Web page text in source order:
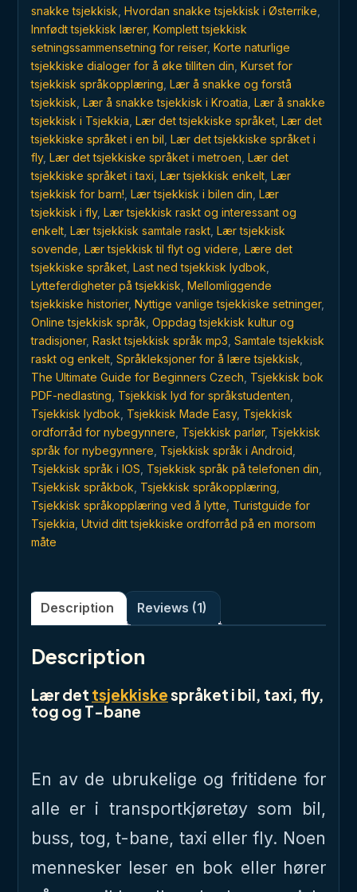
snakke tsjekkisk Hvordan snakke tsjekkisk i Østerrike
Innfødt tsjekkisk lærer, Komplett tsjekkisk
setningssammensetning for reiser, Korte naturlige
tsjekkiske dialoger for å øke tilliten din Kurset for
tsjekkisk språkopplæring Lær å snakke og forstå
tsjekkisk Lær å snakke tsjekkisk i Kroatia Lær å snakke
tsjekkisk i Tsjekkia Lær det tsjekkiske språket Lær det
tsjekkiske språket i en bil Lær det tsjekkiske språket i
fly, Lær det tsjekkiske språket i metroen Lær det
tsjekkiske språket i taxi Lær tsjekkisk enkelt Lær
tsjekkisk for barn! Lær tsjekkisk i bilen din Lær
tsjekkisk i fly, Lær tsjekkisk raskt og interessant og
enkelt Lær tsjekkisk samtale raskt Lær tsjekkisk
sovende Lær tsjekkisk til flyt og videre Lære det
tsjekkiske språket Last ned tsjekkisk lydbok
Lytteferdigheter på tsjekkisk Mellomliggende
tsjekkiske historier, Nyttige vanlige tsjekkiske setninger,
Online tsjekkisk språk Oppdag tsjekkisk kultur og
tradisjoner, Raskt tsjekkisk språk mp3 Samtale tsjekkisk
raskt og enkelt Språkleksjoner for å lære tsjekkisk
The Ultimate Guide for Beginners Czech Tsjekkisk bok
PDF-nedlasting Tsjekkisk lyd for språkstudenten
Tsjekkisk lydbok Tsjekkisk Made Easy, Tsjekkisk
ordforråd for nybegynnere Tsjekkisk parlør, Tsjekkisk
språk for nybegynnere Tsjekkisk språk i Android
Tsjekkisk språk i IOS Tsjekkisk språk på telefonen din
Tsjekkisk språkbok Tsjekkisk språkopplæring
Tsjekkisk språkopplæring ved å lytte Turistguide for
Tsjekkia Utvid ditt tsjekkiske ordforråd på en morsom
måte
Description Reviews (1)
Description
Lær det tsjekkiskespråket i bil, taxi, fly,
tog og T-bane
En av de ubrukelige og fritidene for
alle er i transportkjøretøy som bil,
buss, tog, t-bane, taxi eller fly. Noen
mennesker leser en bok eller hører